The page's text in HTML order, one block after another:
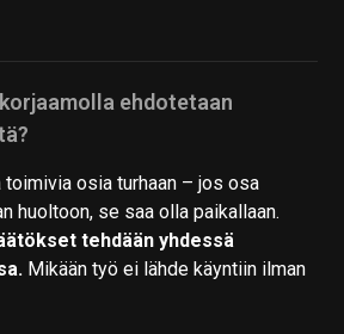
ehdotetaan
toimivia osia turhaan – jos osa
huoltoon, se saa olla paikallaan.
tehdään yhdessä
Mikään työ ei lähde käyntiin ilman